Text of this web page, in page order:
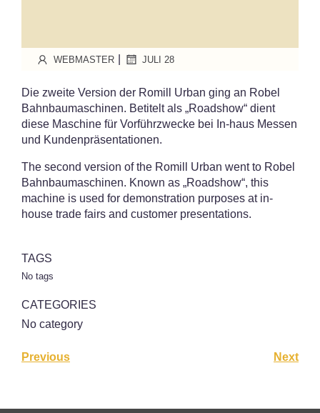
WEBMASTER JULI 28
Die zweite Version der Romill Urban ging an Robel
Bahnbaumaschinen. Betitelt als „Roadshow“ dient
diese Maschine für Vorführzwecke bei In-haus Messen
und Kundenpräsentationen.
The second version of the Romill Urban went to Robel
Bahnbaumaschinen. Known as „Roadshow“, this
machine is used for demonstration purposes at in-
house trade fairs and customer presentations.
TAGS
No tags
CATEGORIES
No category
Previous Next